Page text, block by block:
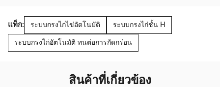
แท็ก: ระบบกรงไก่ไข่อัตโนมัติ ระบบกรงไก่ชั้น H
ระบบกรงไก่อัตโนมัติ ทนต่อการกัดกร่อน
สินค้าที่เกี่ยวข้อง